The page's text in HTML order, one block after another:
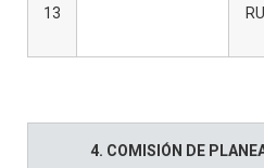
13
4. COMISIÓN DE